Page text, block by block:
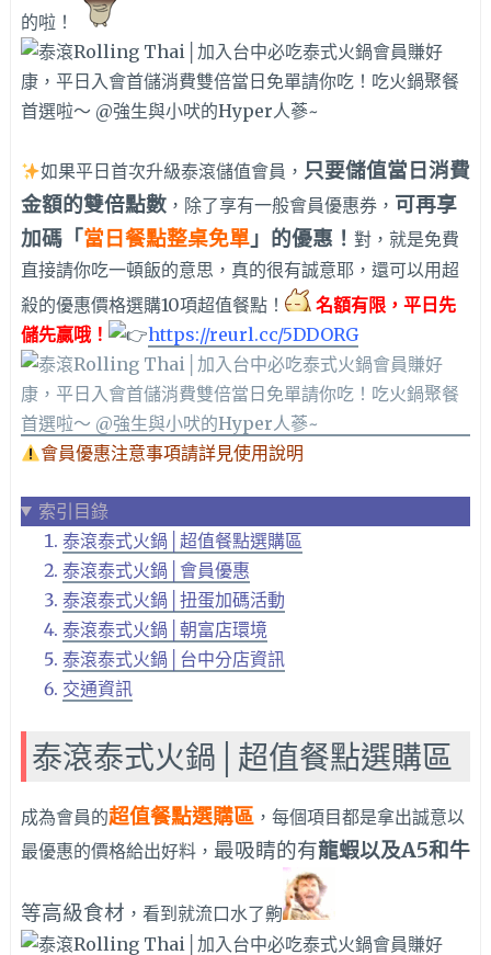
的啦！
如果平日首次升級泰滾儲值會員， 只要儲值當日消費
金額的雙倍點數，除了享有一般會員優惠券， 可再享
加碼「當日餐點整桌免單」的優惠！ 對，就是免費
直接請你吃一頓飯的意思，真的很有誠意耶，還可以用超
殺的優惠價格選購10項超值餐點！
名額有限，平日先
儲先贏哦！ https://reurl.cc/5DDORG
會員優惠注意事項請詳見使用說明
索引目錄
泰滾泰式火鍋│超值餐點選購區
泰滾泰式火鍋│會員優惠
泰滾泰式火鍋│扭蛋加碼活動
泰滾泰式火鍋│朝富店環境
泰滾泰式火鍋│台中分店資訊
交通資訊
泰滾泰式火鍋│超值餐點選購區
成為會員的超值餐點選購區，每個項目都是拿出誠意以
最優惠的價格給出好料， 最吸睛的有龍蝦以及A5和牛
等高級食材 ，看到就流口水了齁